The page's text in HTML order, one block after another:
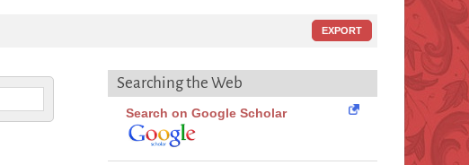
EXPORT
Searching the Web
Search on Google Scholar